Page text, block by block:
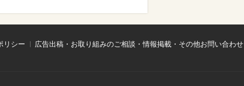
リシー
広告出稿・お取り組みのご相談・情報掲載・その他お問い合わせ